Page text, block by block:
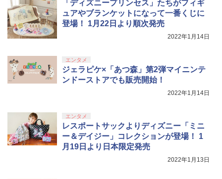
「ディズニープリンセス」たちがフィギ
ュアやブランケットになって一番くじに
登場！ 1月22日より順次発売
2022年1月14日
エンタメ
ジェラピケ×「あつ森」第2弾マイニンテ
ンドーストアでも販売開始！
2022年1月14日
エンタメ
レスポートサックよりディズニー「ミニ
ー＆デイジー」コレクションが登場！ 1
月19日より日本限定発売
2022年1月13日